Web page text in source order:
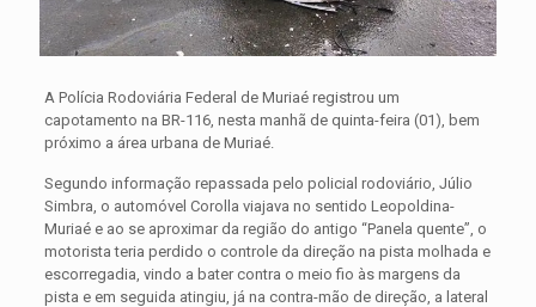
A Polícia Rodoviária Federal de Muriaé registrou um
capotamento na BR-116, nesta manhã de quinta-feira (01), bem
próximo a área urbana de Muriaé.
Segundo informação repassada pelo policial rodoviário, Júlio
Simbra, o automóvel Corolla viajava no sentido Leopoldina-
Muriaé e ao se aproximar da região do antigo “Panela quente”, o
motorista teria perdido o controle da direção na pista molhada e
escorregadia, vindo a bater contra o meio fio às margens da
pista e em seguida atingiu, já na contra-mão de direção, a lateral